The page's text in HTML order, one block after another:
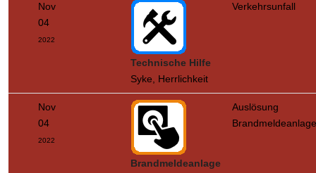
Nov
04
2022
Technische Hilfe
Syke, Herrlichkeit
Verkehrsunfall
Nov
04
2022
Brandmeldeanlage
Auslösung
Brandmeldeanlage